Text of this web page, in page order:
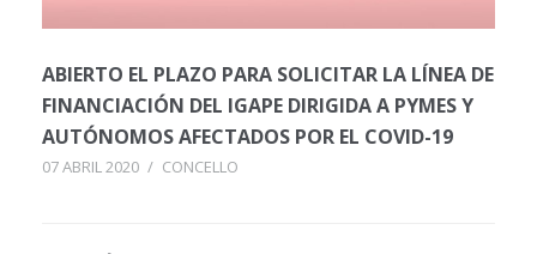
ABIERTO EL PLAZO PARA SOLICITAR LA LÍNEA DE
FINANCIACIÓN DEL IGAPE DIRIGIDA A PYMES Y
AUTÓNOMOS AFECTADOS POR EL COVID-19
07 ABRIL 2020 / CONCELLO